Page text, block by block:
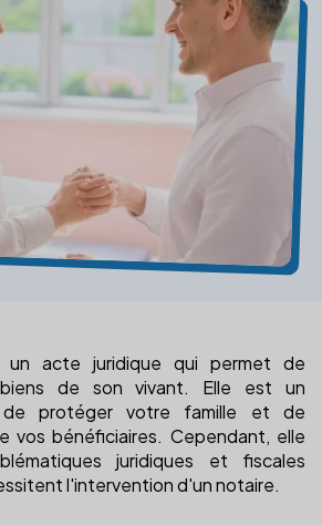
un acte juridique qui permet de
de son vivant. Elle est un
de protéger votre famille et de
vos bénéficiaires. Cependant, elle
juridiques et fiscales
l'intervention d'un notaire.